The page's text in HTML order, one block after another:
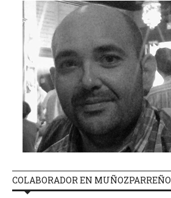
COLABORADOR EN MUÑOZPARREÑO